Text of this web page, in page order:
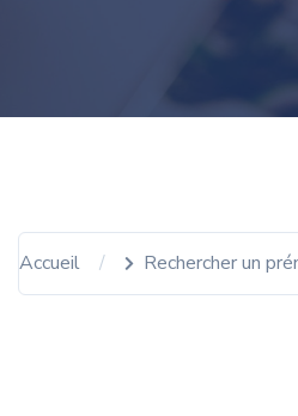
Accueil Rechercher un